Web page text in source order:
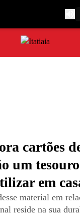
cartões
um
em
material em
reside na sua